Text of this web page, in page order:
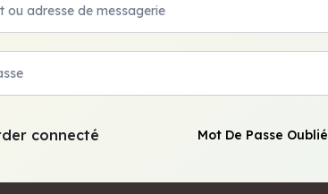
connecté Mot De Passe